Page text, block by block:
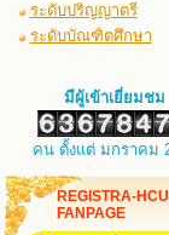
ระดับปริญญาตรี
ระดับบัณฑิตศึกษา
มีผู้เข้าเยี่ยมชม
คน ตั้งแต่ มกราคม
REGISTRA-
FANPAGE